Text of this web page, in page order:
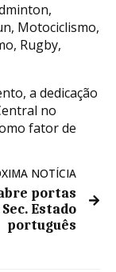
Motociclismo,
Rugby,
a dedicação
no
fator de
NOTÍCIA
portas
Estado
português